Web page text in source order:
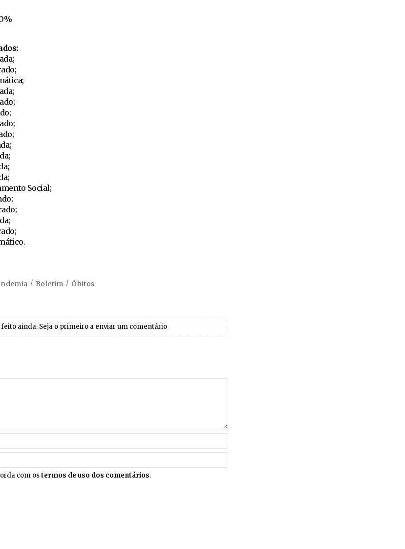
Social;
Boletim Óbitos
ainda. Seja o primeiro a enviar um comentário
com ostermos de uso dos comentários.